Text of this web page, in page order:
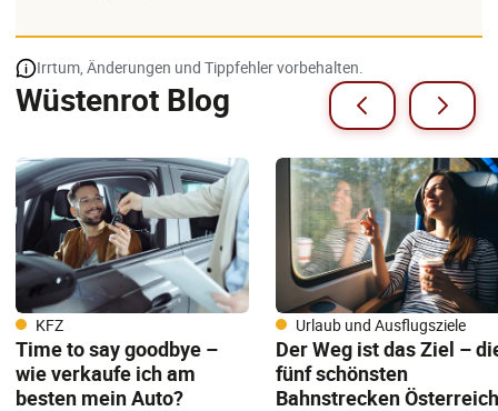
Irrtum, Änderungen und Tippfehler vorbehalten.
Wüstenrot Blog
KFZ
Time to say goodbye –
wie verkaufe ich am
besten mein Auto?
Urlaub und Ausflugsziele
Der Weg ist das Ziel –
fünf schönsten
Bahnstrecken